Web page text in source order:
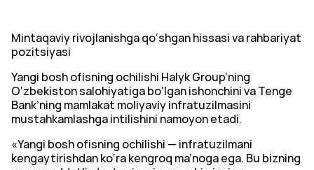
Mintaqaviy rivojlanishga qo‘shgan hissasi va rahbariyat
pozitsiyasi
Yangi bosh ofisning ochilishi Halyk Group’ning
O‘zbekiston salohiyatiga bo‘lgan ishonchini va Tenge
Bank’ning mamlakat moliyaviy infratuzilmasini
mustahkamlashga intilishini namoyon etadi.
«Yangi bosh ofisning ochilishi — infratuzilmani
kengaytirishdan ko‘ra kengroq ma’noga ega. Bu bizning